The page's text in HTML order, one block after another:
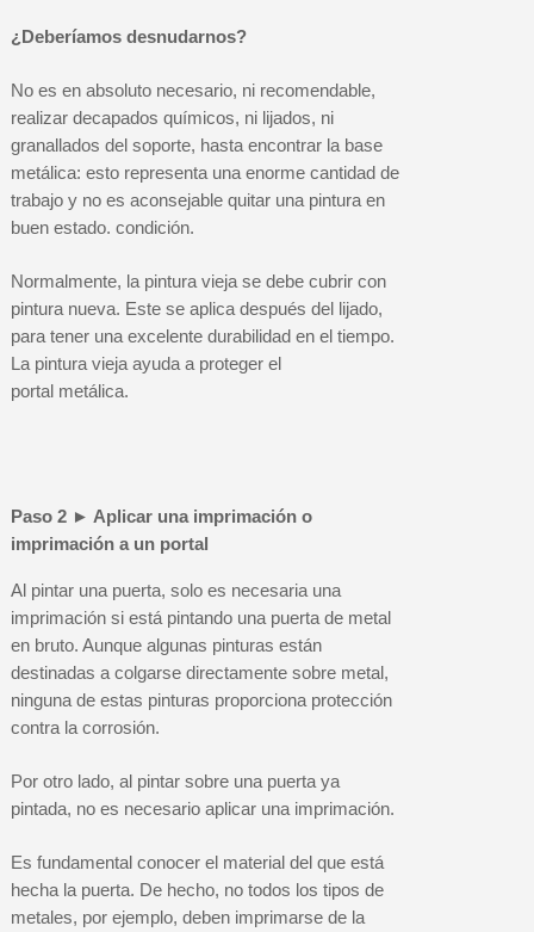
¿Deberíamos desnudarnos?
No es en absoluto necesario, ni recomendable,
realizar decapados químicos, ni lijados, ni
granallados del soporte, hasta encontrar la base
metálica: esto representa una enorme cantidad de
trabajo y no es aconsejable quitar una pintura en
buen estado. condición.
Normalmente, la pintura vieja se debe cubrir con
pintura nueva. Este se aplica después del lijado,
para tener una excelente durabilidad en el tiempo.
La pintura vieja ayuda a proteger el
portal metálica.
Paso 2 ► Aplicar una imprimación o
imprimación a un portal
Al pintar una puerta, solo es necesaria una
imprimación si está pintando una puerta de metal
en bruto. Aunque algunas pinturas están
destinadas a colgarse directamente sobre metal,
ninguna de estas pinturas proporciona protección
contra la corrosión.
Por otro lado, al pintar sobre una puerta ya
pintada, no es necesario aplicar una imprimación.
Es fundamental conocer el material del que está
hecha la puerta. De hecho, no todos los tipos de
metales, por ejemplo, deben imprimarse de la